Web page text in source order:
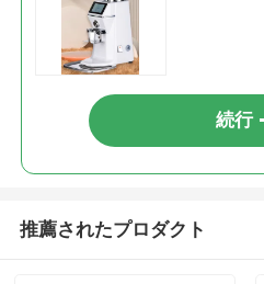
続行
推薦されたプロダクト